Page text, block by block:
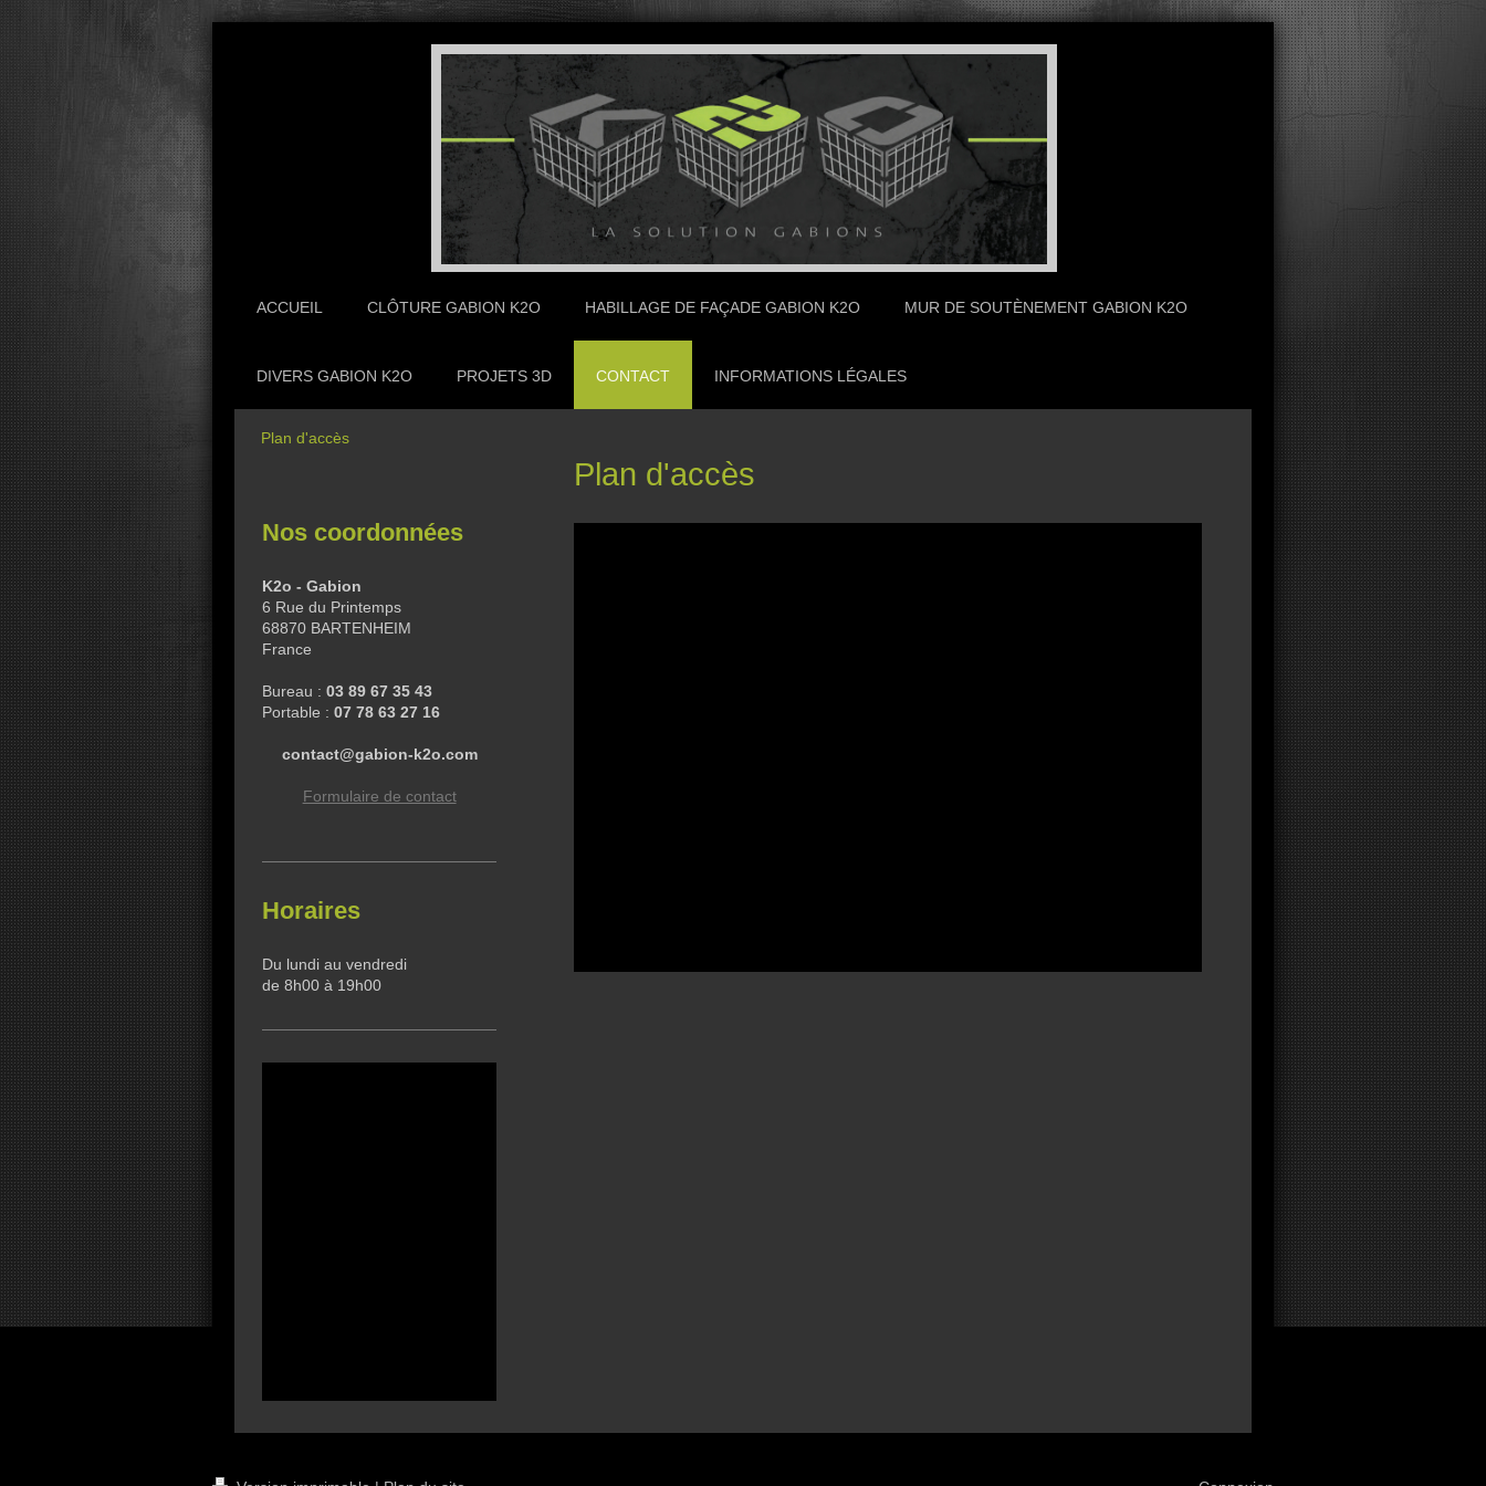
ACCUEIL CLÔTURE GABION K2O HABILLAGE DE FAÇADE GABION K2O MUR DE SOUTÈNEMENT GABION K2O
DIVERS GABION K2O PROJETS 3D CONTACT INFORMATIONS LÉGALES
Plan d'accès
Plan d'accès
Nos coordonnées
K2o - Gabion
6 Rue du Printemps
68870 BARTENHEIM
France
Bureau : 03 89 67 35 43
Portable : 07 78 63 27 16
contact@gabion-k2o.com
Formulaire de contact
Horaires
Du lundi au vendredi
de 8h00 à 19h00